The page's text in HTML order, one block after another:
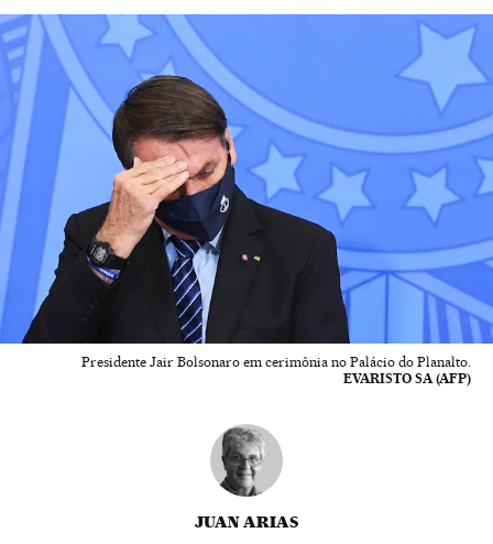
Presidente Jair Bolsonaro em cerimônia no Palácio do Planalto.
EVARISTO SA (AFP)
JUAN ARIAS